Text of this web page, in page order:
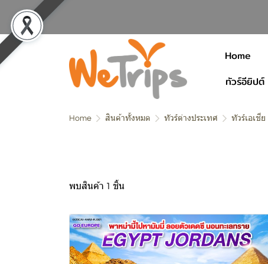
Home
ทัวร์อียิปต์
Home สินค้าทั้งหมด ทัวร์ต่างประเทศ ทัวร์เอเชีย
พบสินค้า 1 ชิ้น